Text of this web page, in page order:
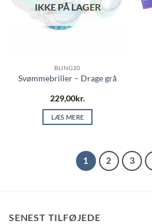
IKKE PÅ LAGER
BLING20
Svømmebriller – Drage grå
229,00kr.
LÆS MERE
1 2 3
SENEST TILFØJEDE